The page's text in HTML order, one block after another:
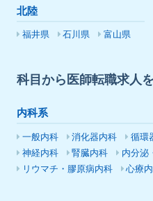
北陸
福井県 石川県 富山県
科目から医師転職求人
内科系
一般内科 消化器内科 循環
神経内科
腎臓内科 内分泌
リウマチ・膠原病内科
心療